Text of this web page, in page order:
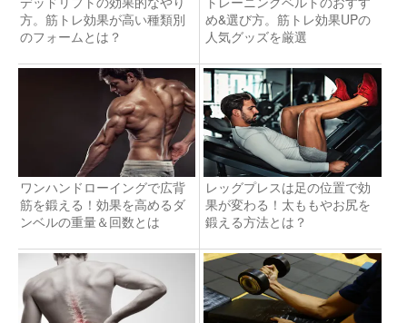
方。筋トレ効果が高い種類別
のフォームとは？
め&選び方。筋トレ効果UPの
人気グッズを厳選
ワンハンドローイングで広背
筋を鍛える！効果を高めるダ
ンベルの重量＆回数とは
レッグプレスは足の位置で効
果が変わる！太ももやお尻を
鍛える方法とは？